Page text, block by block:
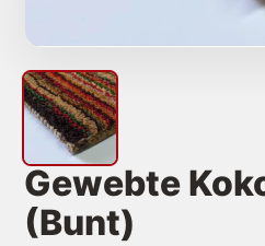
Extras
Gewebte
(Bunt)